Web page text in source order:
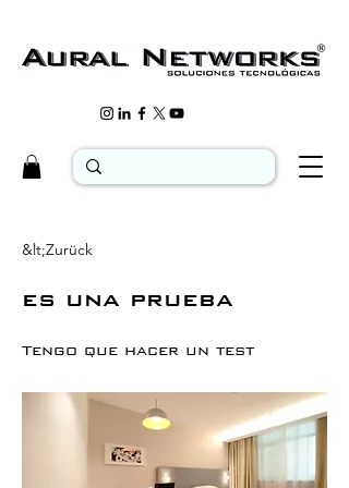
&lt;Zurück
es una prueba
Tengo que hacer un test